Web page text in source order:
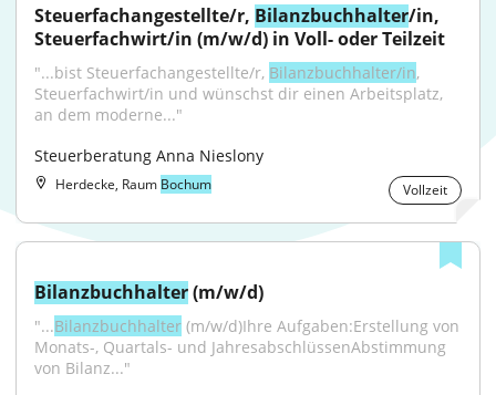
Steuerfachangestellte/r, Bilanzbuchhalter/in,
Steuerfachwirt/in (m/w/d) in Voll- oder Teilzeit
"...bist Steuerfachangestellte/r, Bilanzbuchhalter/in,
Steuerfachwirt/in und wünschst dir einen Arbeitsplatz,
an dem moderne..."
Steuerberatung Anna Nieslony
Herdecke, Raum Bochum Vollzeit
Bilanzbuchhalter (m/w/d)
"...Bilanzbuchhalter (m/w/d)Ihre Aufgaben:Erstellung von
Monats-, Quartals- und JahresabschlüssenAbstimmung
von Bilanz..."